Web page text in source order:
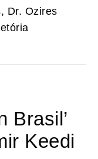
Dr. Ozires
Brasil’
Keedi